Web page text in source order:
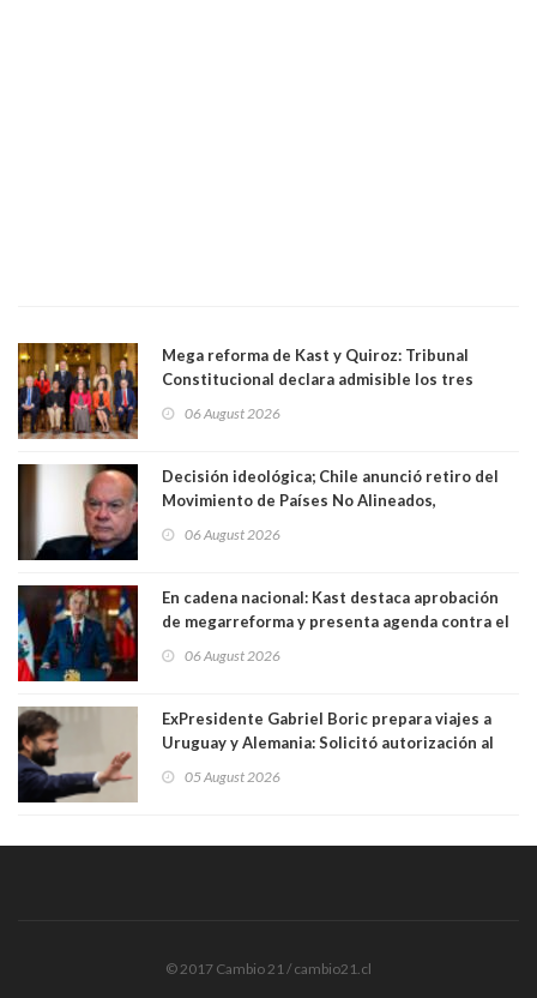
Mega reforma de Kast y Quiroz: Tribunal
Constitucional declara admisible los tres
06 August 2026
Decisión ideológica; Chile anunció retiro del
Movimiento de Países No Alineados,
1971. Excanciller Insulza lamentó decisión
06 August 2026
En cadena nacional: Kast destaca aprobación
de megarreforma y presenta agenda contra el
06 August 2026
ExPresidente Gabriel Boric prepara viajes a
Uruguay y Alemania: Solicitó autorización al
05 August 2026
© 2017 Cambio 21 / cambio21.cl